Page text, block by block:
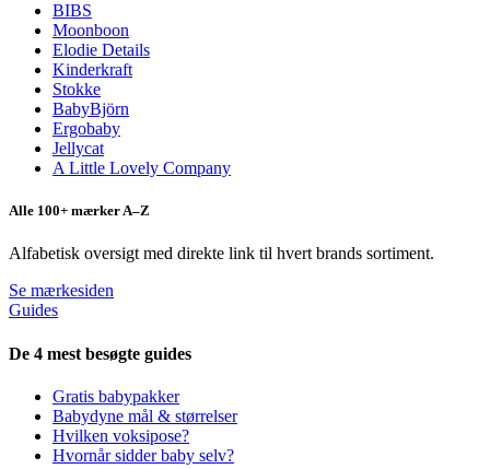
BIBS
Moonboon
Elodie Details
Kinderkraft
Stokke
BabyBjörn
Ergobaby
Jellycat
A Little Lovely Company
Alle 100+ mærker A–Z
Alfabetisk oversigt med direkte link til hvert brands sortiment.
Se mærkesiden
Guides
De 4 mest besøgte guides
Gratis babypakker
Babydyne mål & størrelser
Hvilken voksipose?
Hvornår sidder baby selv?